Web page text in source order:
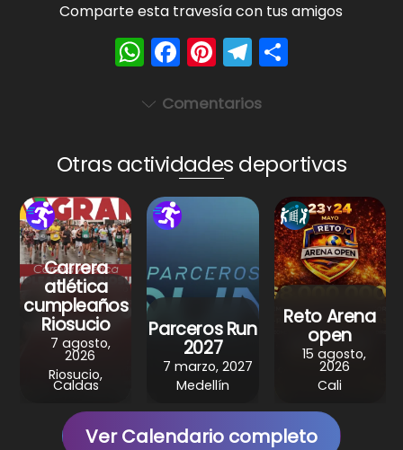
Comparte esta travesía con tus amigos
W
h
a
A
p
p
F
a
c
b
o
o
k
Pi
nt
er
st
T
el
e
a
m
Comentarios
Otras actividades deportivas
Carrera
atlética
cumpleaños
Riosucio
7 agosto,
2026
Riosucio,
Caldas
Parceros Run
2027
7 marzo, 2027
Medellín
Reto Arena
open
15 agosto,
2026
Cali
Ver Calendario completo